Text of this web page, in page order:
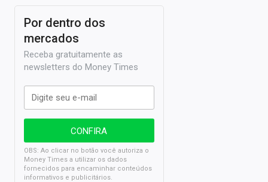
Por dentro dos
mercados
Receba gratuitamente as
newsletters do Money Times
OBS: Ao clicar no botão você autoriza o
Money Times a utilizar os dados
fornecidos para encaminhar conteúdos
informativos e publicitários.